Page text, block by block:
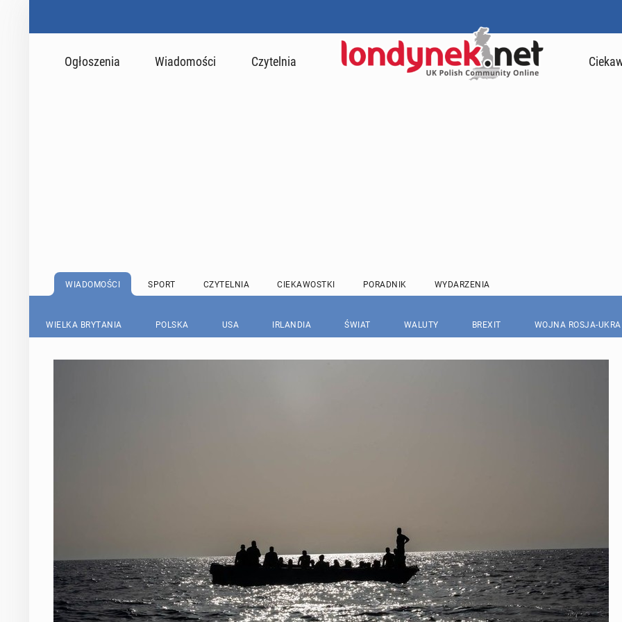
Ogłoszenia Wiadomości Czytelnia
WIADOMOŚCI SPORT CZYTELNIA CIEKAWOSTKI PORADNIK WYDARZENIA
WIELKA BRYTANIA POLSKA USA IRLANDIA ŚWIAT WALUTY BREXIT WOJNA ROSJA-